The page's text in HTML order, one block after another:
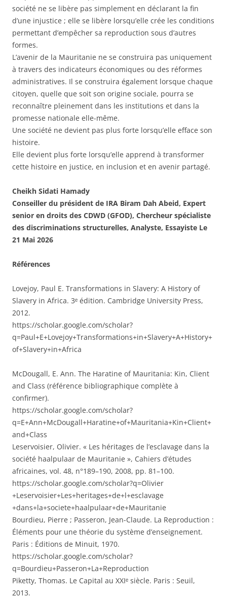
société ne se libère pas simplement en déclarant la fin
d’une injustice ; elle se libère lorsqu’elle crée les conditions
permettant d’empêcher sa reproduction sous d’autres
formes.
L’avenir de la Mauritanie ne se construira pas uniquement
à travers des indicateurs économiques ou des réformes
administratives. Il se construira également lorsque chaque
citoyen, quelle que soit son origine sociale, pourra se
reconnaître pleinement dans les institutions et dans la
promesse nationale elle-même.
Une société ne devient pas plus forte lorsqu’elle efface son
histoire.
Elle devient plus forte lorsqu’elle apprend à transformer
cette histoire en justice, en inclusion et en avenir partagé.
Cheikh Sidati Hamady
Conseiller du président de IRA Biram Dah Abeid, Expert
senior en droits des CDWD (GFOD), Chercheur spécialiste
des discriminations structurelles, Analyste, Essayiste Le
21 Mai 2026
Références
Lovejoy, Paul E. Transformations in Slavery: A History of
Slavery in Africa. 3ᵉ édition. Cambridge University Press,
2012.
https://scholar.google.com/scholar?
q=Paul+E+Lovejoy+Transformations+in+Slavery+A+History+
of+Slavery+in+Africa⁠
McDougall, E. Ann. The Haratine of Mauritania: Kin, Client
and Class (référence bibliographique complète à
confirmer).
https://scholar.google.com/scholar?
q=E+Ann+McDougall+Haratine+of+Mauritania+Kin+Client+
and+Class⁠
Leservoisier, Olivier. « Les héritages de l’esclavage dans la
société haalpulaar de Mauritanie », Cahiers d’études
africaines, vol. 48, n°189–190, 2008, pp. 81–100.
https://scholar.google.com/scholar?q=Olivier
+Leservoisier+Les+heritages+de+l+esclavage
+dans+la+societe+haalpulaar+de+Mauritanie⁠
Bourdieu, Pierre ; Passeron, Jean-Claude. La Reproduction :
Éléments pour une théorie du système d’enseignement.
Paris : Éditions de Minuit, 1970.
https://scholar.google.com/scholar?
q=Bourdieu+Passeron+La+Reproduction
Piketty, Thomas. Le Capital au XXIᵉ siècle. Paris : Seuil,
2013.